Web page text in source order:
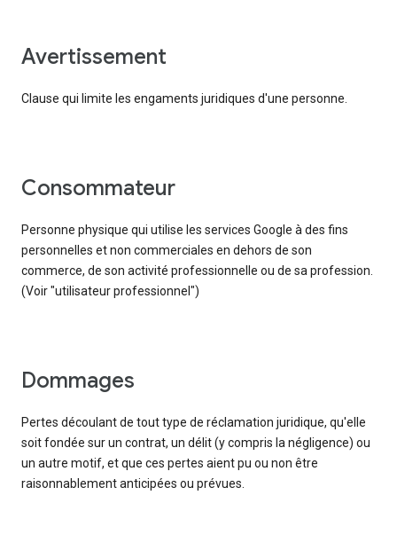
Avertissement
Clause qui limite les engaments juridiques d'une personne.
consommateur
Personne physique qui utilise les services Google à des fins
personnelles et non commerciales en dehors de son
commerce, de son activité professionnelle ou de sa profession.
(Voir "utilisateur professionnel")
Dommages
Pertes découlant de tout type de réclamation juridique, qu'elle
soit fondée sur un contrat, un délit (y compris la négligence) ou
un autre motif, et que ces pertes aient pu ou non être
raisonnablement anticipées ou prévues.